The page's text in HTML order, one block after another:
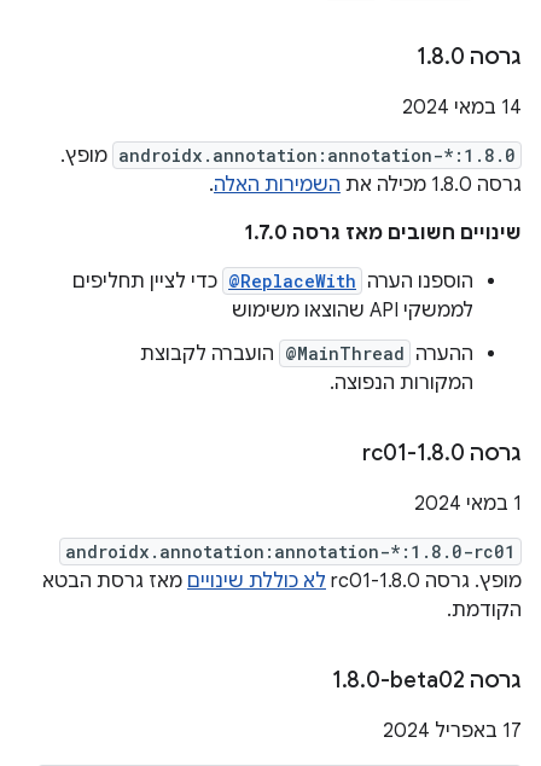
גרסה 1 .8.0
‫14 במאי 2024
androidx.annotation:annotation-*:1.8.0 מופץ.
גרסה 1.8.0 מכילה את
השמירות האלה.
שינויים חשובים מאז גרסה 1.7.0
הוספנו הערה @ReplaceWith כדי לציין תחליפים
לממשקי API שהוצאו משימוש
ההערה @MainThread הועברה לקבוצת
המקורות הנפוצה.
גרסה 1 .8.0-rc01
‫1 במאי 2024
androidx.annotation:annotation-*:1.8.0-rc01
מופץ. גרסה 1.8.0-rc01 לא כוללת שינויים מאז גרסת הבטא
הקודמת.
גרסה ‎1 .8.0-beta02
‫17 באפריל 2024